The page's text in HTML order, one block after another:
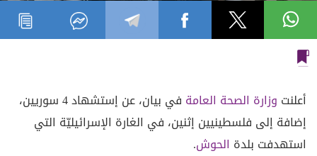
أعلنت وزارة الصحة العامة
في بيان، عن إستشهاد 4 سوريين،
إضافة إلى فلسطينيين إثنين، في الغارة الإسرائيليّة التي
استهدفت بلدة الحوش.